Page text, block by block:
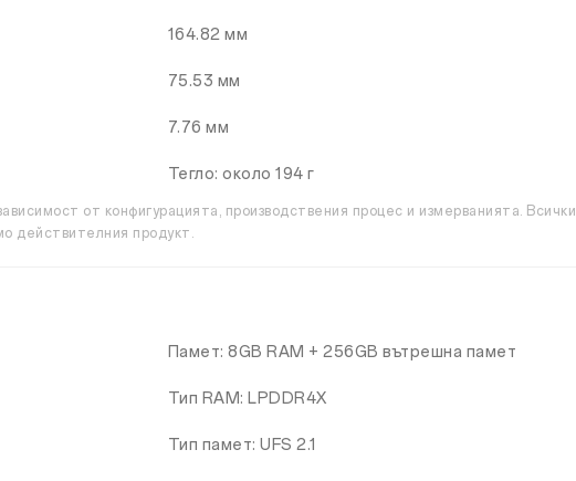
164.82 мм
75.53 мм
7.76 мм
Тегло: около 194 г
от конфигурацията, производствения процес и измерванията. Всички
действителния продукт.
Памет: 8GB RAM + 256GB вътрешна памет
Тип RAM: LPDDR4X
Тип памет: UFS 2.1